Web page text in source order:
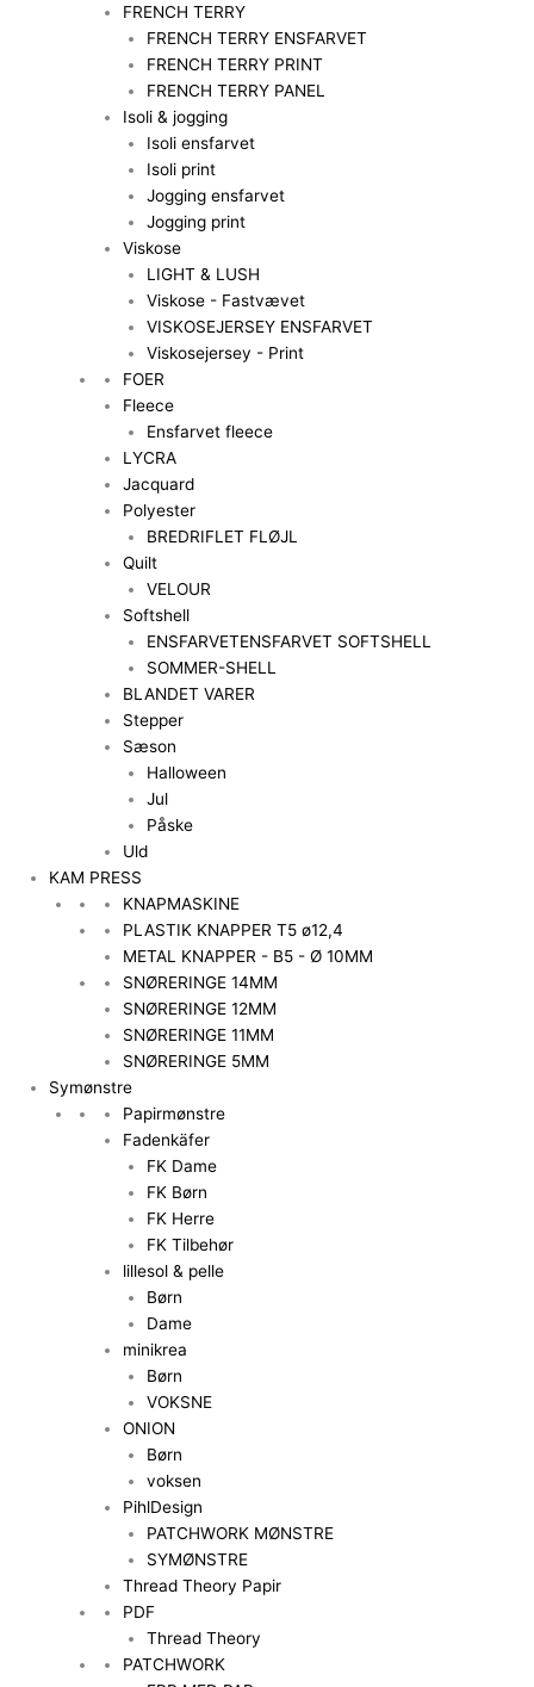
FRENCH TERRY
FRENCH TERRY ENSFARVET
FRENCH TERRY PRINT
FRENCH TERRY PANEL
Isoli & jogging
Isoli ensfarvet
Isoli print
Jogging ensfarvet
Jogging print
Viskose
LIGHT & LUSH
Viskose - Fastvævet
VISKOSEJERSEY ENSFARVET
Viskosejersey - Print
FOER
Fleece
Ensfarvet fleece
LYCRA
Jacquard
Polyester
BREDRIFLET FLØJL
Quilt
VELOUR
Softshell
ENSFARVETENSFARVET SOFTSHELL
SOMMER-SHELL
BLANDET VARER
Stepper
Sæson
Halloween
Jul
Påske
Uld
KAM PRESS
KNAPMASKINE
PLASTIK KNAPPER T5 ø12,4
METAL KNAPPER - B5 - Ø 10MM
SNØRERINGE 14MM
SNØRERINGE 12MM
SNØRERINGE 11MM
SNØRERINGE 5MM
Symønstre
Papirmønstre
Fadenkäfer
FK Dame
FK Børn
FK Herre
FK Tilbehør
lillesol & pelle
Børn
Dame
minikrea
Børn
VOKSNE
ONION
Børn
voksen
PihlDesign
PATCHWORK MØNSTRE
SYMØNSTRE
Thread Theory Papir
PDF
Thread Theory
PATCHWORK